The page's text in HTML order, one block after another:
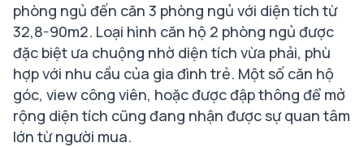
phòng ngủ đến căn 3 phòng ngủ với diện tích từ
32,8-90m2. Loại hình căn hộ 2 phòng ngủ được
đặc biệt ưa chuộng nhờ diện tích vừa phải, phù
hợp với nhu cầu của gia đình trẻ. Một số căn hộ
góc, view công viên, hoặc được đập thông để mở
rộng diện tích cũng đang nhận được sự quan tâm
lớn từ người mua​.